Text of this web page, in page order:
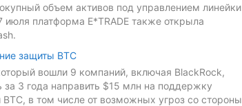
объем активов под управлением линейки
платформа E*TRADE также открыла
защиты BTC
вошли 9 компаний, включая BlackRock,
за 3 года направить $15 млн на поддержку
в том числе от возможных угроз со стороны